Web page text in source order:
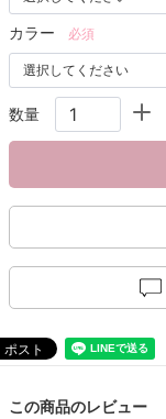
カラー 必須
数量
この商品のレビュー